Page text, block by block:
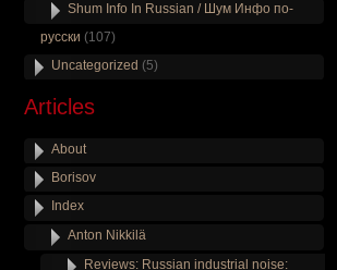
Shum Info In Russian / Шум Инфо по-
русски (107)
Uncategorized (5)
Articles
About
Borisov
Index
Anton Nikkilä
Reviews: Russian industrial noise: